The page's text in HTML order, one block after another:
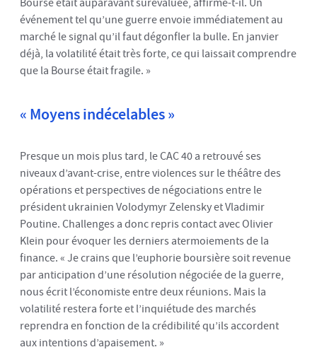
événement tel qu’une guerre envoie immédiatement au
marché le signal qu’il faut dégonfler la bulle. En janvier
déjà, la volatilité était très forte, ce qui laissait comprendre
que la Bourse était fragile. »
« Moyens indécelables »
Presque un mois plus tard, le CAC 40 a retrouvé ses
niveaux d’avant-crise, entre violences sur le théâtre des
opérations et perspectives de négociations entre le
président ukrainien Volodymyr Zelensky et Vladimir
Poutine. Challenges a donc repris contact avec Olivier
Klein pour évoquer les derniers atermoiements de la
finance. « Je crains que l’euphorie boursière soit revenue
par anticipation d’une résolution négociée de la guerre,
nous écrit l’économiste entre deux réunions. Mais la
volatilité restera forte et l’inquiétude des marchés
reprendra en fonction de la crédibilité qu’ils accordent
aux intentions d’apaisement. »